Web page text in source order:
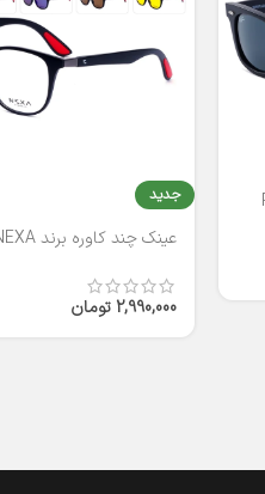
جدید
2,990,000 تومان